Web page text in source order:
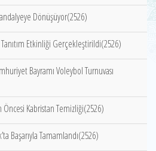
Dönüşüyor(2526)
Etkinliği Gerçekleştirildi(2526)
Bayramı Voleybol Turnuvası
Kabristan Temizliği(2526)
Başarıyla Tamamlandı(2526)